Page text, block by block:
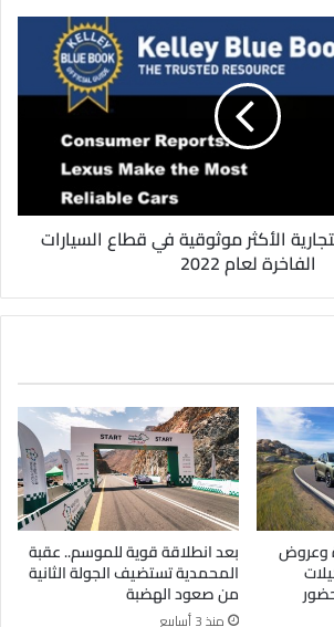
الأكثر موثوقية في قطاع السيارات
الفاخرة لعام 2022
وعروض بعد انطلاقة قوية للموسم.. عقبة
المحمدية تستضيف الجولة الثانية
من صعود الهضبة
منذ 3 أسابيع